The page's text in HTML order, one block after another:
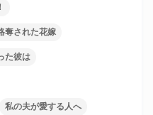
奪された花嫁
た彼は
私の夫が愛する人へ